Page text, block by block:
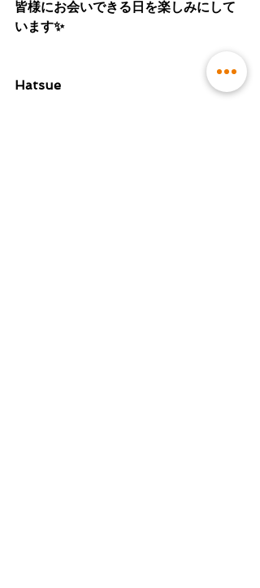
皆様にお会いできる日を楽しみにして
います✨
Hatsue